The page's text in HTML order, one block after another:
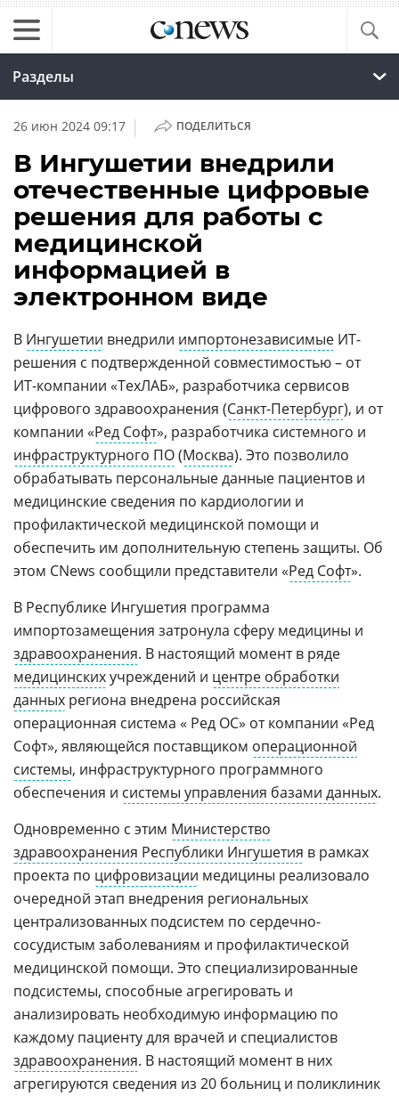
Разделы
26 июн 2024 09:17 | ПОДЕЛИТЬСЯ
В Ингушетии внедрили
отечественные цифровые
решения для работы с
медицинской
информацией в
электронном виде
В Ингушетии внедрили импортонезависимые ИT-
решения с подтвержденной совместимостью – от
ИT-компании «ТехЛАБ», разработчика сервисов
цифрового здравоохранения (Санкт-Петербург), и от
компании «Ред Софт», разработчика системного и
инфраструктурного ПО(Москва). Это позволило
обрабатывать персональные данные пациентов и
медицинские сведения по кардиологии и
профилактической медицинской помощи и
обеспечить им дополнительную степень защиты. Об
этом CNews сообщили представители «Ред Софт».
В Республике Ингушетия программа
импортозамещения затронула сферу медицины и
здравоохранения. В настоящий момент в ряде
медицинскихучреждений и центре обработки
данных региона внедрена российская
операционная система « Ред ОС» от компании «Ред
Софт», являющейся поставщиком операционной
системы, инфраструктурного программного
обеспечения и системы управления базами данных.
Одновременно с этим Министерство
здравоохранения Республики Ингушетия в рамках
проекта по цифровизации медицины реализовало
очередной этап внедрения региональных
централизованных подсистем по сердечно-
сосудистым заболеваниям и профилактической
медицинской помощи. Это специализированные
подсистемы, способные агрегировать и
анализировать необходимую информацию по
каждому пациенту для врачей и специалистов
здравоохранения. В настоящий момент в них
агрегируются сведения из 20 больниц и поликлиник